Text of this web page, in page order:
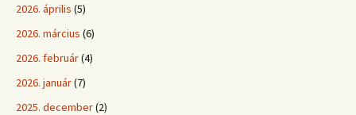
2026. április (5)
2026. március (6)
2026. február(4)
2026. január(7)
2025. december(2)